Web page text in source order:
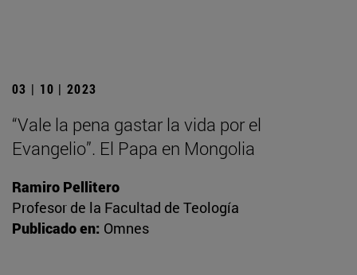
03 | 10 | 2023
“Vale la pena gastar la vida por el
Evangelio”. El Papa en Mongolia
Ramiro Pellitero
Profesor de la Facultad de Teología
Publicado en: Omnes